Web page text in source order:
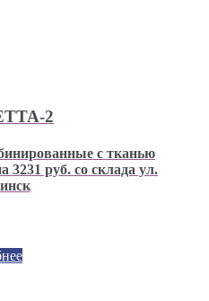
2
с тканью
3231 руб. со склада ул.